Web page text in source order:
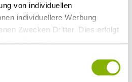
von individuellen
individuellere Werbung
Zwecken Dritter. Dies erfolgt
geringerem
staatlichen Zugriffs &
gilt z. B. der
mit privaten Abnehmern
ist, ob die Entscheidung
Vergabe von Aufträgen an